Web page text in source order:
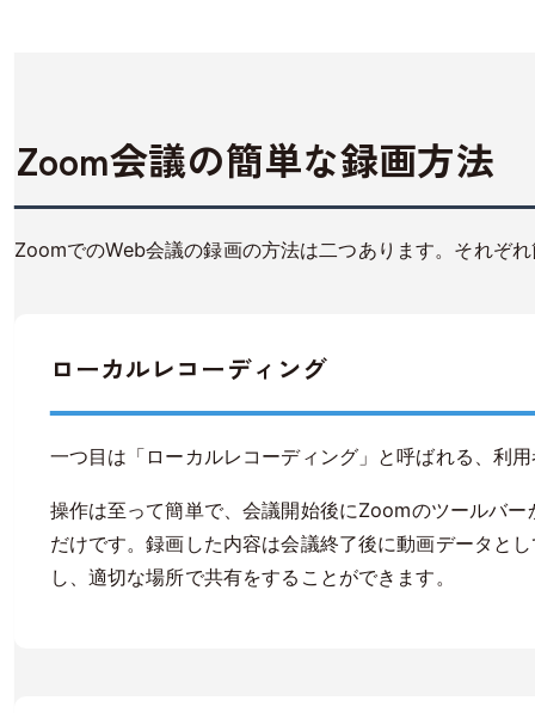
Zoom会議の簡単な録画方法
ZoomでのWeb会議の録画の方法は二つあります。それぞ
ローカルレコーディング
一つ目は「ローカルレコーディング」と呼ばれる、利
操作は至って簡単で、会議開始後にZoomのツールバ
だけです。録画した内容は会議終了後に動画データと
し、適切な場所で共有をすることができます。